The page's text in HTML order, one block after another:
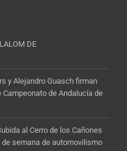
DE
y Alejandro Guasch firman
de Andalucía de
al Cerro de los Cañones
semana de automovilismo